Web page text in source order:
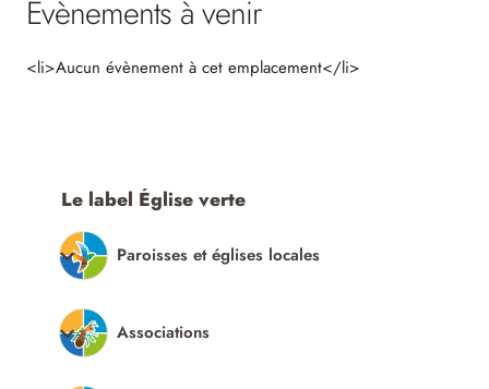
Le label Église verte
Paroisses et églises locales
Associations
Évènements à venir
<li>Aucun évènement à cet emplacement</li>